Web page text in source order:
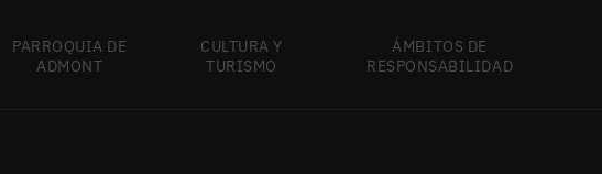
PARROQUIA DE
ADMONT
CULTURA Y
TURISMO
ÁMBITOS DE
RESPONSABILIDAD